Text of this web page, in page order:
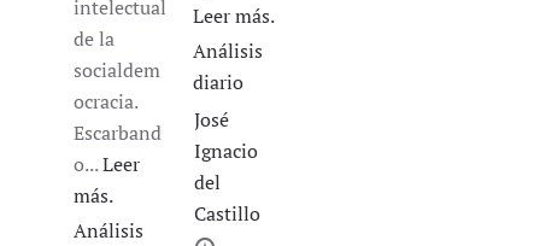
intelectual
de la
socialdem
ocracia.
Escarband
o...Leer
más.
Análisis
Leer más.
Análisis
diario
José
Ignacio
del
Castillo